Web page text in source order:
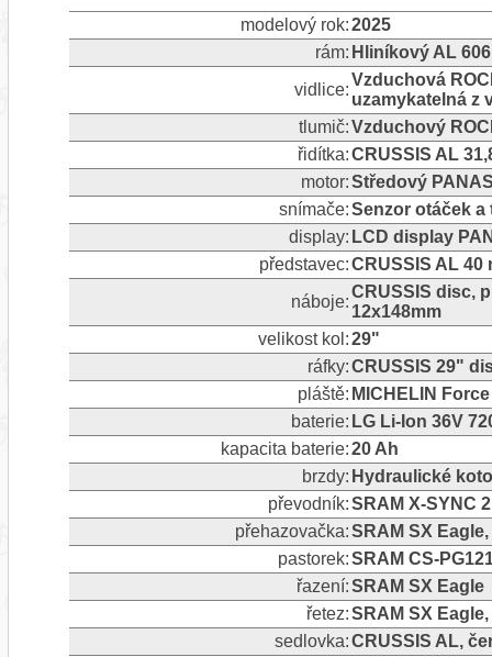
modelový rok:2025
rám: Hliníkový AL
vidlice:
Vzduchová
uzamykatelná z
tlumič:Vzduchový
řidítka:CRUSSIS AL
motor:Středový
snímače:Senzor otáček
display: LCD display
představec:CRUSSIS AL 40
náboje:
CRUSSIS disc,
12x148mm
velikost kol:29"
ráfky:CRUSSIS 29"
pláště: MICHELIN
baterie: LG Li-Ion 36V
kapacita baterie:20 Ah
brzdy: Hydraulické
převodník:SRAM X-SYNC
přehazovačka:SRAM SX
pastorek:SRAM CS-
řazení:SRAM SX Eagle
řetez:SRAM SX
sedlovka:CRUSSIS AL,